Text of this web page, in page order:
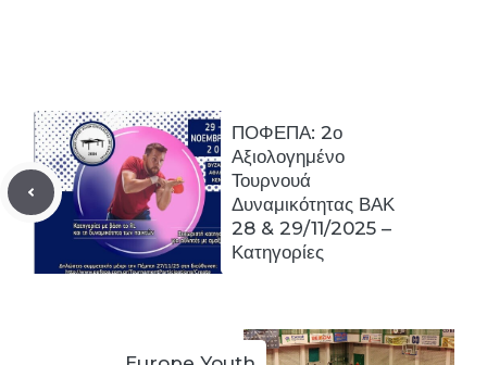
ΠΟΦΕΠΑ: 2ο
Αξιολογημένο
Τουρνουά
Δυναμικότητας ΒΑΚ
28 & 29/11/2025 –
Κατηγορίες